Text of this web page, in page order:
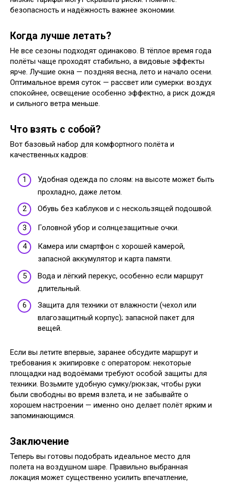
безопасность и надёжность важнее экономии.
Когда лучше летать?
Не все сезоны подходят одинаково. В тёплое время года
полёты чаще проходят стабильно, а видовые эффекты
ярче. Лучшие окна — поздняя весна, лето и начало осени.
Оптимальное время суток — рассвет или сумерки: воздух
спокойнее, освещение особенно эффектно, а риск дождя
и сильного ветра меньше.
Что взять с собой?
Вот базовый набор для комфортного полёта и
качественных кадров:
Удобная одежда по слоям: на высоте может быть
прохладно, даже летом.
Обувь без каблуков и с нескользящей подошвой.
Головной убор и солнцезащитные очки.
Камера или смартфон с хорошей камерой,
запасной аккумулятор и карта памяти.
Вода и лёгкий перекус, особенно если маршрут
длительный.
Защита для техники от влажности (чехол или
влагозащитный корпус); запасной пакет для
вещей.
Если вы летите впервые, заранее обсудите маршрут и
требования к экипировке с оператором: некоторые
площадки над водоёмами требуют особой защиты для
техники. Возьмите удобную сумку/рюкзак, чтобы руки
были свободны во время взлета, и не забывайте о
хорошем настроении — именно оно делает полёт ярким и
запоминающимся.
Заключение
Теперь вы готовы подобрать идеальное место для
полета на воздушном шаре. Правильно выбранная
локация может существенно усилить впечатление,